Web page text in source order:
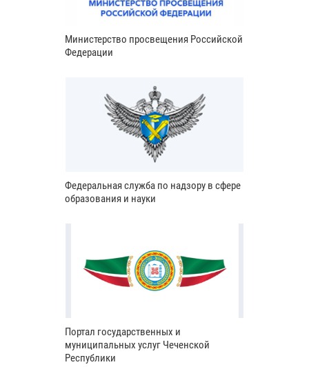
Министерство просвещения Российской
Федерации
Федеральная служба по надзору в сфере
образования и науки
Портал государственных и
муниципальных услуг Чеченской
Республики